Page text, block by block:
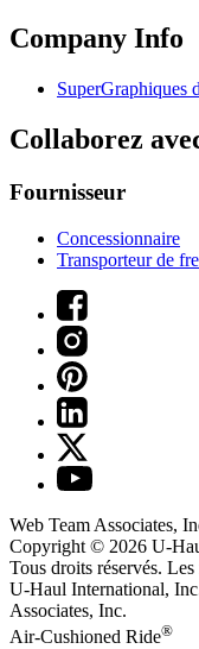
Company Info
SuperGraphiques
Collaborez
Fournisseur
Concessionnaire
Transporteur de
Web Team Associates,
Copyright © 2026 U-
Tous droits réservés. Les
U-Haul International,
Associates, Inc.
Air-Cushioned Ride®